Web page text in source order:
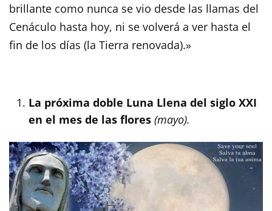
brillante como nunca se vio desde las llamas del
Cenáculo hasta hoy, ni se volverá a ver hasta el
fin de los días (la Tierra renovada).»
La próxima doble Luna Llena del siglo XXI
en el mes de las flores (mayo).